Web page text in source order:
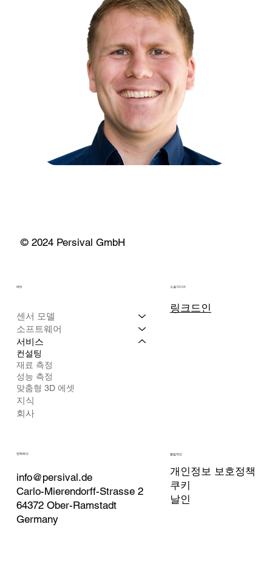
© 2024 Persival GmbH
센서 모델
소프트웨어
서비스
컨설팅
재료 측정
성능 측정
맞춤형 3D 에셋
지식
회사
메뉴
합법적인
쿠키
개인정보 보호정책
날인
소셜 미디어
링크드인
연락하다
info@persival.de
Carlo-Mierendorff-Strasse 2
64372 Ober-Ramstadt
Germany